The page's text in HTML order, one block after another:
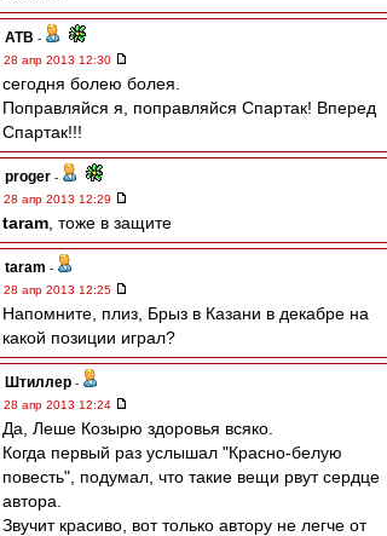
ATB -
28 апр 2013 12:30
сегодня болею болея.
Поправляйся я, поправляйся Спартак! Вперед
Спартак!!!
proger -
28 апр 2013 12:29
taram , тоже в защите
taram -
28 апр 2013 12:25
Напомните, плиз, Брыз в Казани в декабре на
какой позиции играл?
Штиллер -
28 апр 2013 12:24
Да, Леше Козырю здоровья всяко.
Когда первый раз услышал "Красно-белую
повесть", подумал, что такие вещи рвут сердце
автора.
Звучит красиво, вот только автору не легче от